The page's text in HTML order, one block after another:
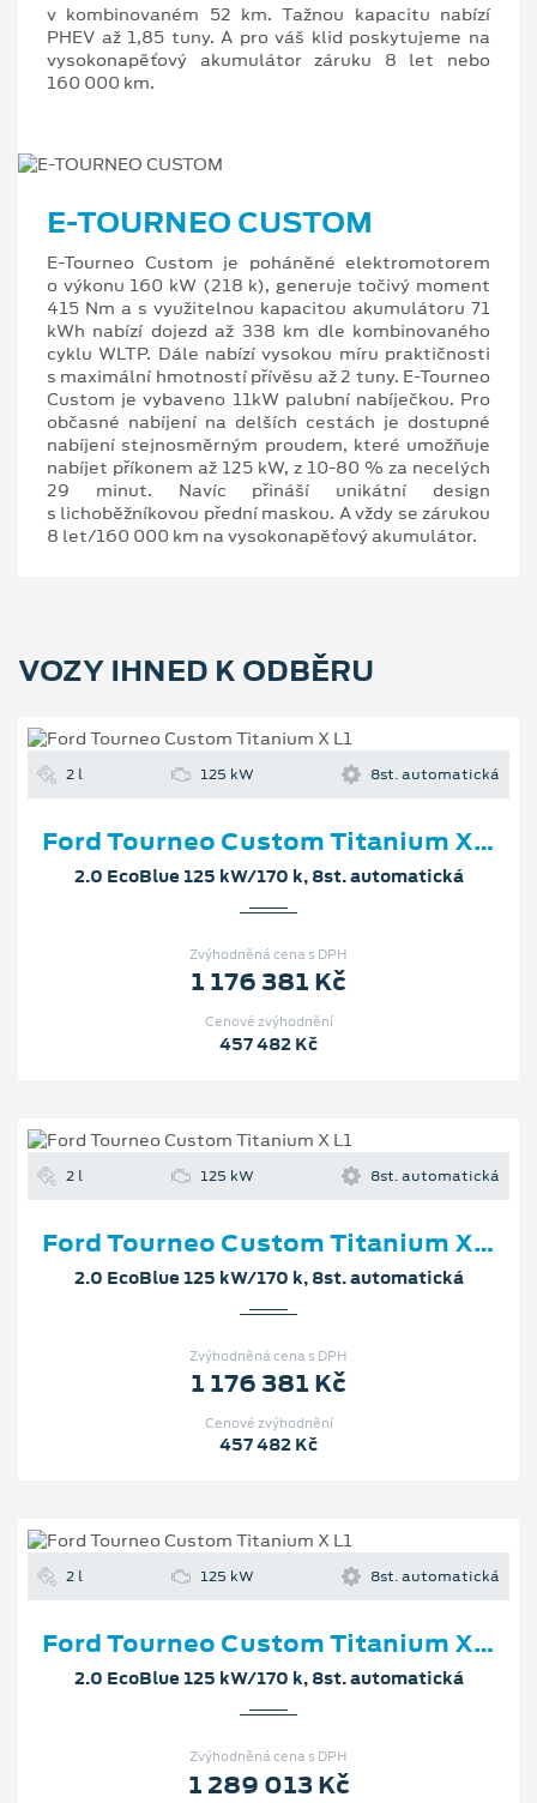
v kombinovaném 52 km. Tažnou kapacitu nabízí
PHEV až 1,85 tuny. A pro váš klid poskytujeme na
vysokonapěťový akumulátor záruku 8 let nebo
160 000 km.
E-TOURNEO CUSTOM
E-Tourneo Custom je poháněné elektromotorem
o výkonu 160 kW (218 k), generuje točivý moment
415 Nm a s využitelnou kapacitou akumulátoru 71
kWh nabízí dojezd až 338 km dle kombinovaného
cyklu WLTP. Dále nabízí vysokou míru praktičnosti
s maximální hmotností přívěsu až 2 tuny. E-Tourneo
Custom je vybaveno 11kW palubní nabíječkou. Pro
občasné nabíjení na delších cestách je dostupné
nabíjení stejnosměrným proudem, které umožňuje
nabíjet příkonem až 125 kW, z 10-80 % za necelých
29 minut. Navíc přináší unikátní design
s lichoběžníkovou přední maskou. A vždy se zárukou
8 let/160 000 km na vysokonapěťový akumulátor.
VOZY IHNED K ODBĚRU
2 l 125 kW 8st. automatická
Ford Tourneo Custom Titanium X L1
2.0 EcoBlue 125 kW/170 k, 8st. automatická
Zvýhodněná cena s DPH
1 176 381 Kč
Cenové zvýhodnění
457 482 Kč
2 l 125 kW 8st. automatická
Ford Tourneo Custom Titanium X L1
2.0 EcoBlue 125 kW/170 k, 8st. automatická
Zvýhodněná cena s DPH
1 176 381 Kč
Cenové zvýhodnění
457 482 Kč
2 l 125 kW 8st. automatická
Ford Tourneo Custom Titanium X L1
2.0 EcoBlue 125 kW/170 k, 8st. automatická
Zvýhodněná cena s DPH
1 289 013 Kč